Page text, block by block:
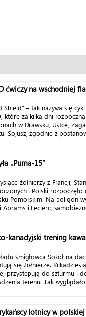
ćwiczy na wschodniej
Shield” – tak nazywa się
które za kilka dni
w Drawsku, Ustce,
Sojusz, zgodnie z
„Puma-15”
żołnierzy z Francji,
i Polski rozpoczęło
Pomorskim. Na poligon
Abrams i Leclerc,
kanadyjski trening
śmigłowca Sokół na
się żołnierze.
przystępują do szturmu i
terenu. Tak
lotnicy w